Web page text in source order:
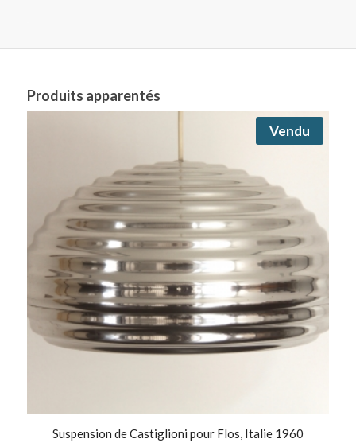
Produits apparentés
Vendu
Suspension de Castiglioni pour Flos, Italie 1960